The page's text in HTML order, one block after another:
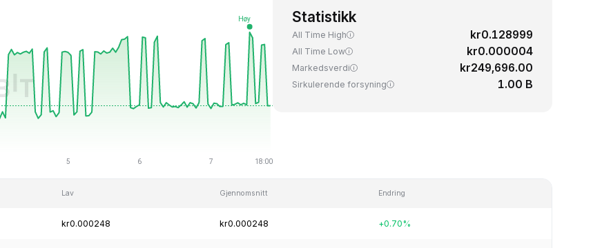
Statistikk
All Time High kr0.128999
All Time Low kr0.000004
Markedsverdi kr249,696.00
Sirkulerende forsyning 1.00 B
Lav Gjennomsnitt Endring
kr0.000248 kr0.000248 +0.70%